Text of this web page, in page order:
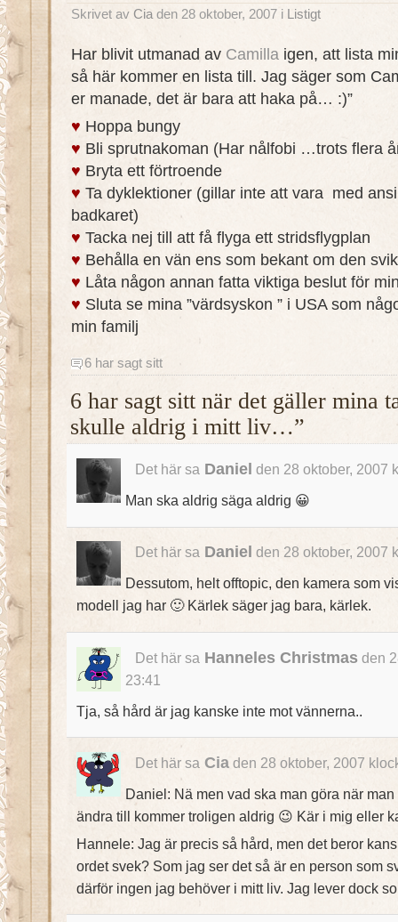
Skrivet av Cia den 28 oktober, 2007 i Listigt
Har blivit utmanad av Camilla igen, att lista
så här kommer en lista till. Jag säger som
er manade, det är bara att haka på… :)”
♥ Hoppa bungy
♥ Bli sprutnakoman (Har nålfobi …trots flera
♥ Bryta ett förtroende
♥ Ta dyklektioner (gillar inte att vara med
badkaret)
♥ Tacka nej till att få flyga ett stridsflygplan
♥ Behålla en vän ens som bekant om den
♥ Låta någon annan fatta viktiga beslut för
♥ Sluta se mina ”värdsyskon ” i USA som
min familj
6 har sagt sitt
6 har sagt sitt när det gäller mina
skulle aldrig i mitt liv…”
Det här sa Daniel den 28 oktober, 2007
Man ska aldrig säga aldrig 😀
Det här sa Daniel den 28 oktober, 2007
Dessutom, helt offtopic, den kamera som
modell jag har 🙂 Kärlek säger jag bara, kärlek.
Det här sa Hanneles Christmas den
23:41
Tja, så hård är jag kanske inte mot vännerna..
Det här saCiaden 28 oktober, 2007
Daniel: Nä men vad ska man göra när
ändra till kommer troligen aldrig 😉 Kär i mig eller
Hannele: Jag är precis så hård, men det beror
ordet svek? Som jag ser det så är en person som
därför ingen jag behöver i mitt liv. Jag lever dock